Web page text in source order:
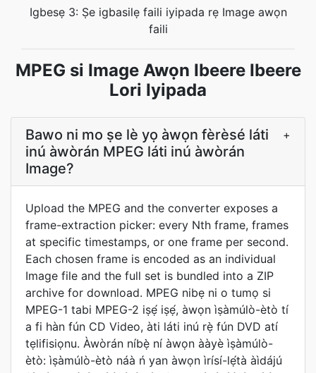
Igbesẹ 3: Ṣe igbasilẹ faili iyipada rẹ Image awọn
faili
MPEG si Image Awọn Ibeere Ibeere
Lori Iyipada
Bawo ni mo ṣe lè yọ àwọn fèrèsé láti
inú àwòrán MPEG láti inú àwòrán
Image?
+
Upload the MPEG and the converter exposes a
frame-extraction picker: every Nth frame, frames
at specific timestamps, or one frame per second.
Each chosen frame is encoded as an individual
Image file and the full set is bundled into a ZIP
archive for download. MPEG nibẹ ni o tumọ si
MPEG-1 tabi MPEG-2 iṣẹ́ iṣẹ́, àwọn ìṣàmúlò-ètò tí
a fi hàn fún CD Video, àti láti inú rẹ̀ fún DVD atí
tẹlifisiọnu. Àwòrán níbẹ̀ ní àwọn ààyè ìṣàmúlò-
ètò: ìṣàmúlò-ètò náà ń yan àwọn ìrísí-lẹ́tà àìdájú